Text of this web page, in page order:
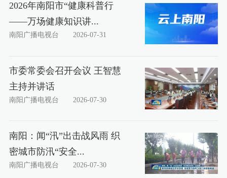
2026年南阳市“健康科普行
——万场健康知识讲...
南阳广播电视台 2026-07-31
市委常委会召开会议 王智慧
主持并讲话
南阳广播电视台 2026-07-30
南阳：闻“汛”出击战风雨 织
密城市防汛“安全...
南阳广播电视台 2026-07-30